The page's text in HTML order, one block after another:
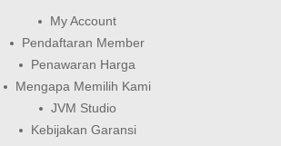
My Account
Pendaftaran Member
Penawaran Harga
Mengapa Memilih Kami
JVM Studio
Kebijakan Garansi